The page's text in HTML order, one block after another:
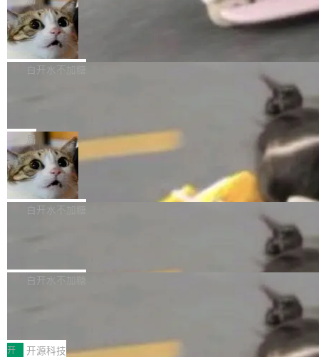
l 迁移或唤醒时，新宿主从 S3 恢复 SQLite 数据
库继续执行。存储库是持久化的唯一真相...
te 17 Pro、OPPO K15，要么是vivo X300 E这
样的次旗舰。 Galaxy Z Fold8 Ultra / Z Fold8 /
Z Flip8三款折叠屏新机均在7月22日发布，且全
部搭载骁龙8 Elite Gen5 for Galaxy，它们本该
本控制系统。目前处于 Early Access 阶段。 De
ltaDB 的核心思路直接写在 landing page 最显
眼的位置：「Software is made between com
mits」——软件是在 commit 之间写出来的。git
是把这段空隙补上。 回退到任何一次编辑：Delt
aDB 捕获 commit 之间的每一次操作，...
SpaceXAI 单季资本开支达 183 亿美元
根据风险投资人Tomer Tunguz 博客（VC 分
析）披露的最新分析与第二季度业绩报告，Spac
微软同期总资本开支的四成。 与亚马逊、Alpha
bet、微软以及 Meta 等传统科技巨头相比，Spa
ceXAI的资金消耗速度尤为引人瞩目。然而，支
撑庞大支出的资金来源却呈现出截然不同的面
貌。数据显示，微软和 Meta 主要依托充沛的经
白开水不加糖
一个在终端里运行的编程 agent；Muse Spark
1.2，驱动这个 agent 的新模型。一句话概括：
你可以用 curl -fsSL https://dev.meta.ai/install.
sh | bash 安装一个能在大项目里自动规划、写
代码、验证结果的 AI 终端工具。 据介绍，Muse
个主 agent 循环，外加一组后台 agent。这些后
局
美团开源 LoHoSearch，用知识图谱校
准 AI 能力认知
机器出题的前提，是让机器拥有全局视野。整个
构建流程可以分为四个环节：建图 → 控制难度
白开水不加糖
库，并将作为transport接入Mooncake TENT。
MPComm将作为一种传输引擎接入Mooncake T
白开水不加糖
型案例入选名单》，深信服“面向企业研发场景的
开 开源科技